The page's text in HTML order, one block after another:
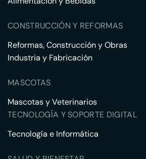
CONSTRUCCIÓN Y REFORMAS
Reformas, Construcción y Obras
Industria y Fabricación
MASCOTAS
Mascotas y Veterinarios
TECNOLOGÍA Y SOPORTE DIGITAL
Tecnología e Informática